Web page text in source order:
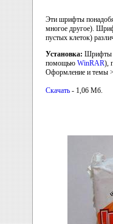
Эти шрифты
многое другое).
пустых клеток)
Установка: Шрифты
помощьюWinRAR),
Оформление и темы
Скачать - 1,06 Мб.